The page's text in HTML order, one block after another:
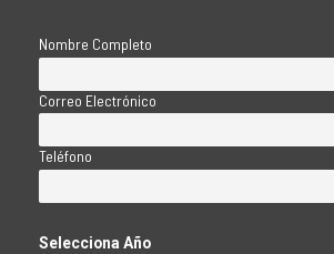
Nombre Completo
Correo Electrónico
Teléfono
Selecciona Año